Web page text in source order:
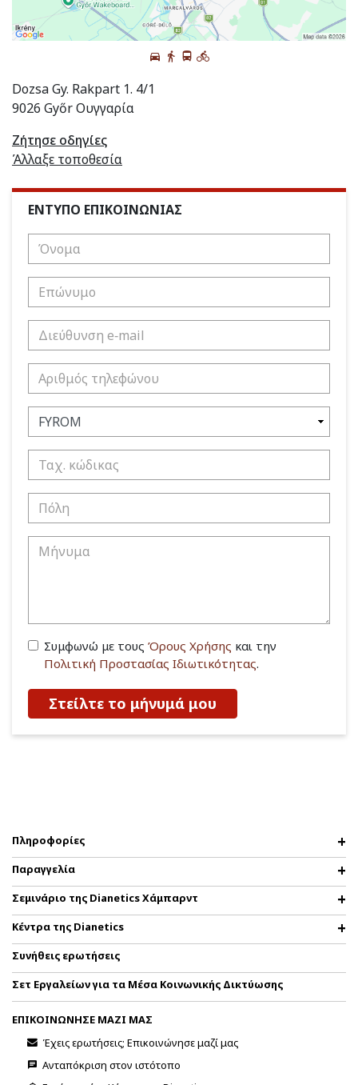
Dozsa Gy. Rakpart 1. 4/1
9026 Győr Ουγγαρία
Ζήτησε οδηγίες
Άλλαξε τοποθεσία
ΕΝΤΥΠΟ ΕΠΙΚΟΙΝΩΝΙΑΣ
Συμφωνώ με τους Όρους Χρήσης και την
Πολιτική Προστασίας Ιδιωτικότητας.
Στείλτε το μήνυμά μου
Πληροφορίες
Παραγγελία
Σεμινάριο της Dianetics Χάμπαρντ
Κέντρα της Dianetics
Συνήθεις ερωτήσεις
Σετ Εργαλείων για τα Μέσα Κοινωνικής Δικτύωσης
ΕΠΙΚΟΙΝΩΝΗΣΕ ΜΑΖΙ ΜΑΣ
Έχεις ερωτήσεις; Επικοινώνησε μαζί μας
Ανταπόκριση στον ιστότοπο